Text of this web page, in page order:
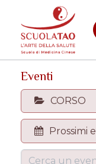
Eventi
CORSO
Prossimi